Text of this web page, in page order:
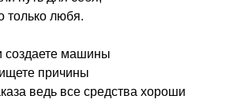
только любя.
создаете машины
причины
ведь все средства хороши